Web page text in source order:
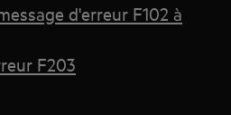
d'erreur F102 à
F203